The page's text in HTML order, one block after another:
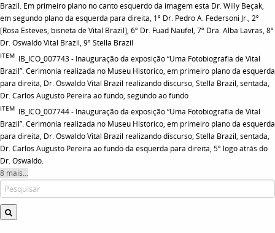
Brazil. Em primeiro plano no canto esquerdo da imagem está Dr. Willy Beçak,
em segundo plano da esquerda para direita, 1º Dr. Pedro A. Federsoni Jr., 2º
[Rosa Esteves, bisneta de Vital Brazil], 6º Dr. Fuad Naufel, 7º Dra. Alba Lavras, 8º
Dr. Oswaldo Vital Brazil, 9º Stella Brazil
ITEM IB_ICO_007743 - Inauguração da exposição “Uma Fotobiografia de Vital
Brazil”. Cerimônia realizada no Museu Histórico, em primeiro plano da esquerda
para direita, Dr. Oswaldo Vital Brazil realizando discurso, Stella Brazil, sentada,
Dr. Carlos Augusto Pereira ao fundo, segundo ao fundo
ITEM IB_ICO_007744 - Inauguração da exposição “Uma Fotobiografia de Vital
Brazil”. Cerimônia realizada no Museu Histórico, em primeiro plano da esquerda
para direita, Dr. Oswaldo Vital Brazil realizando discurso, Stella Brazil, sentada,
Dr. Carlos Augusto Pereira ao fundo da esquerda para direita, 5º logo atrás do
Dr. Oswaldo.
8 mais...